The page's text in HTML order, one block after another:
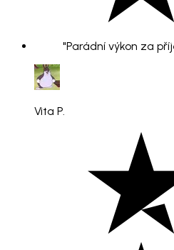
"Parádní výkon za
Vita P.